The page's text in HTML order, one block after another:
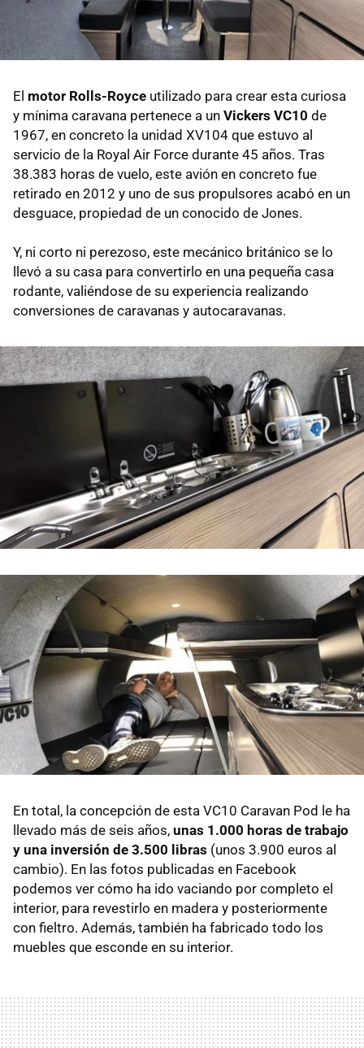
El motor Rolls-Royce utilizado para crear esta curiosa
y mínima caravana pertenece a un Vickers VC10 de
1967, en concreto la unidad XV104 que estuvo al
servicio de la Royal Air Force durante 45 años. Tras
38.383 horas de vuelo, este avión en concreto fue
retirado en 2012 y uno de sus propulsores acabó en un
desguace, propiedad de un conocido de Jones.
Y, ni corto ni perezoso, este mecánico británico se lo
llevó a su casa para convertirlo en una pequeña casa
rodante, valiéndose de su experiencia realizando
conversiones de caravanas y autocaravanas.
En total, la concepción de esta VC10 Caravan Pod le ha
llevado más de seis años, unas 1.000 horas de trabajo
y una inversión de 3.500 libras (unos 3.900 euros al
cambio). En las fotos publicadas en Facebook
podemos ver cómo ha ido vaciando por completo el
interior, para revestirlo en madera y posteriormente
con fieltro. Además, también ha fabricado todo los
muebles que esconde en su interior.